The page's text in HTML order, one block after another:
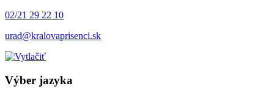
02/21 29 22 10
urad@kralovaprisenci.sk
Výber jazyka